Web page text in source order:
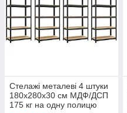
Стелажі металеві 4 штуки
180х280х30 см МДФ/ДСП
175 кг на одну полицю